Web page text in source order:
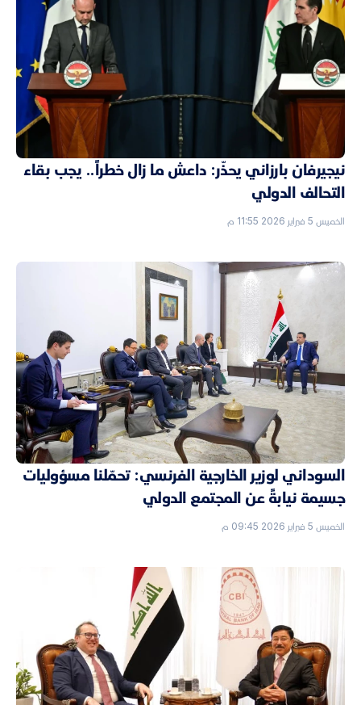
نيجيرفان بارزاني يحذّر: داعش ما زال خطراً.. يجب بقاء
التحالف الدولي
الخميس 5 فبراير 2026 11:55 م
السوداني لوزير الخارجية الفرنسي: تحمّلنا مسؤوليات
جسيمة نيابةً عن المجتمع الدولي
الخميس 5 فبراير 2026 09:45 م